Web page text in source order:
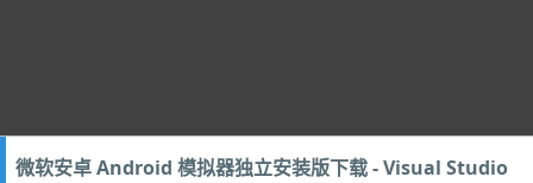
微软安卓 Android 模拟器独立安装版下载 - Visual Studio